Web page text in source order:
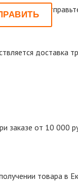
Или
доставка
заказе от 10 000
товара в